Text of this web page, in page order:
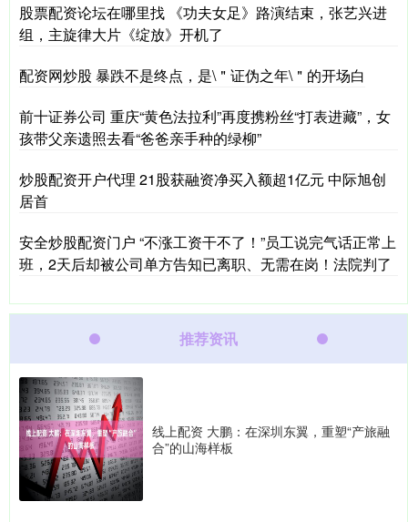
股票配资论坛在哪里找 《功夫女足》路演结束，张艺兴进
组，主旋律大片《绽放》开机了
配资网炒股 暴跌不是终点，是\＂证伪之年\＂的开场白
前十证券公司 重庆“黄色法拉利”再度携粉丝“打表进藏”，女
孩带父亲遗照去看“爸爸亲手种的绿柳”
炒股配资开户代理 21股获融资净买入额超1亿元 中际旭创
居首
安全炒股配资门户 “不涨工资干不了！”员工说完气话正常上
班，2天后却被公司单方告知已离职、无需在岗！法院判了
推荐资讯
线上配资 大鹏：在深圳东翼，重塑“产旅融
合”的山海样板